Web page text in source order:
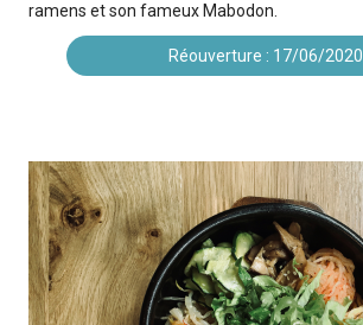
ramens et son fameux Mabodon.
Réouverture : 17/06/2020